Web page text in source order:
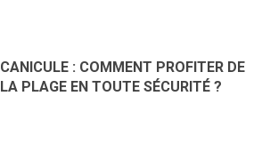
CANICULE : COMMENT PROFITER DE
LA PLAGE EN TOUTE SÉCURITÉ ?